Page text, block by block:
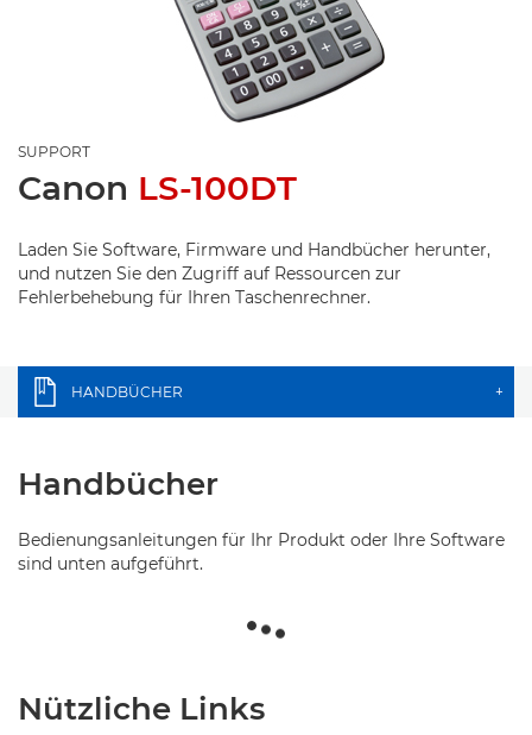
SUPPORT
Canon LS-100DT
Laden Sie Software, Firmware und Handbücher herunter,
und nutzen Sie den Zugriff auf Ressourcen zur
Fehlerbehebung für Ihren Taschenrechner.
HANDBÜCHER +
Handbücher
Bedienungsanleitungen für Ihr Produkt oder Ihre Software
sind unten aufgeführt.
Nützliche Links